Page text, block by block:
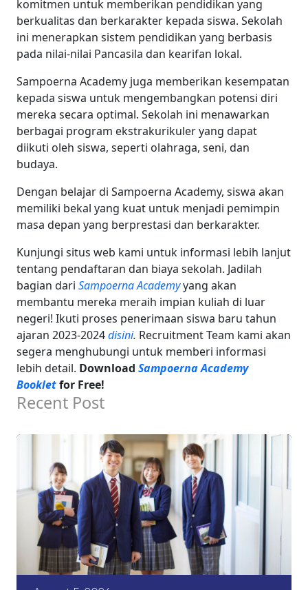
komitmen untuk memberikan pendidikan yang
berkualitas dan berkarakter kepada siswa. Sekolah
ini menerapkan sistem pendidikan yang berbasis
pada nilai-nilai Pancasila dan kearifan lokal.
Sampoerna Academy juga memberikan kesempatan
kepada siswa untuk mengembangkan potensi diri
mereka secara optimal. Sekolah ini menawarkan
berbagai program ekstrakurikuler yang dapat
diikuti oleh siswa, seperti olahraga, seni, dan
budaya.
Dengan belajar di Sampoerna Academy, siswa akan
memiliki bekal yang kuat untuk menjadi pemimpin
masa depan yang berprestasi dan berkarakter.
Kunjungi situs web kami untuk informasi lebih lanjut
tentang pendaftaran dan biaya sekolah. Jadilah
bagian dari Sampoerna Academyyang akan
membantu mereka meraih impian kuliah di luar
negeri! Ikuti proses penerimaan siswa baru tahun
ajaran 2023-2024disini. Recruitment Team kami akan
segera menghubungi untuk memberi informasi
lebih detail. Download Sampoerna Academy
Bookletfor Free!
Recent Post